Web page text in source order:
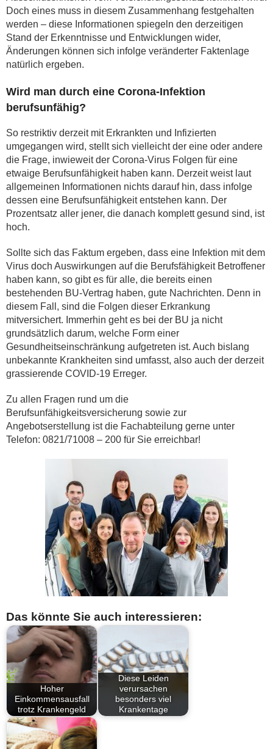
Doch eines muss in diesem Zusammenhang festgehalten
werden – diese Informationen spiegeln den derzeitigen
Stand der Erkenntnisse und Entwicklungen wider,
Änderungen können sich infolge veränderter Faktenlage
natürlich ergeben.
Wird man durch eine Corona-Infektion
berufsunfähig?
So restriktiv derzeit mit Erkrankten und Infizierten
umgegangen wird, stellt sich vielleicht der eine oder andere
die Frage, inwieweit der Corona-Virus Folgen für eine
etwaige Berufsunfähigkeit haben kann. Derzeit weist laut
allgemeinen Informationen nichts darauf hin, dass infolge
dessen eine Berufsunfähigkeit entstehen kann. Der
Prozentsatz aller jener, die danach komplett gesund sind, ist
hoch.
Sollte sich das Faktum ergeben, dass eine Infektion mit dem
Virus doch Auswirkungen auf die Berufsfähigkeit Betroffener
haben kann, so gibt es für alle, die bereits einen
bestehenden BU-Vertrag haben, gute Nachrichten. Denn in
diesem Fall, sind die Folgen dieser Erkrankung
mitversichert. Immerhin geht es bei der BU ja nicht
grundsätzlich darum, welche Form einer
Gesundheitseinschränkung aufgetreten ist. Auch bislang
unbekannte Krankheiten sind umfasst, also auch der derzeit
grassierende COVID-19 Erreger.
Zu allen Fragen rund um die
Berufsunfähigkeitsversicherung sowie zur
Angebotserstellung ist die Fachabteilung gerne unter
Telefon: 0821/71008 – 200 für Sie erreichbar!
Das könnte Sie auch interessieren:
Hoher
Einkommensausfall
trotz Krankengeld
Diese Leiden
verursachen
besonders viel
Krankentage